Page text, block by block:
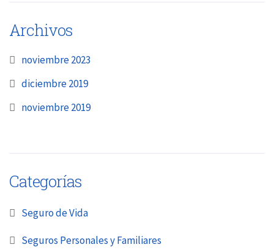
Archivos
noviembre 2023
diciembre 2019
noviembre 2019
Categorías
Seguro de Vida
Seguros Personales y Familiares